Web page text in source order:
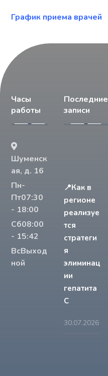
График приема врачей
Часы
работы
Шуменск
ая, д. 16
Пн-
Пт07:30
- 18:00
Сб08:00
- 15:42
ВсВыход
ной
Последние
записи
📍Как в
регионе
реализуе
тся
стратеги
я
элиминац
ии
гепатита
С
30.07.2026